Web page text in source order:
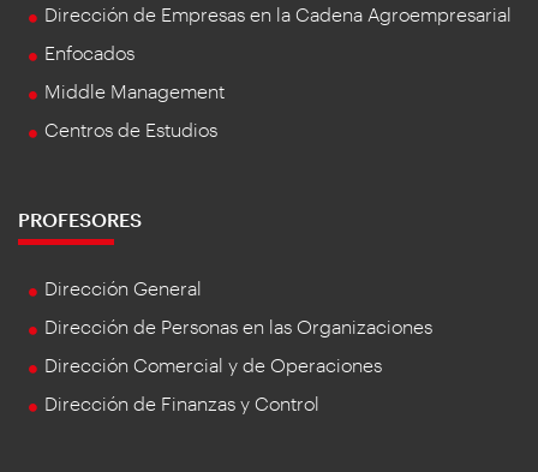
Dirección de Empresas en la Cadena Agroempresarial
Enfocados
Middle Management
Centros de Estudios
PROFESORES
Dirección General
Dirección de Personas en las Organizaciones
Dirección Comercial y de Operaciones
Dirección de Finanzas y Control